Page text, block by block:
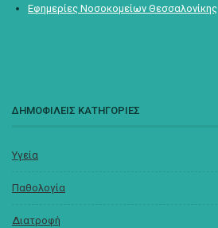
Εφημερίες Νοσοκομείων Θεσσαλονίκης
ΔΗΜΟΦΙΛΕΙΣ ΚΑΤΗΓΟΡΙΕΣ
Υγεία
Παθολογία
Διατροφή